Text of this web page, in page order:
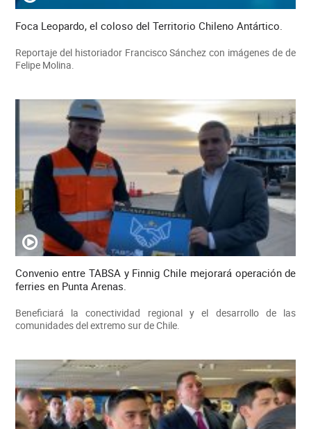
Foca Leopardo, el coloso del Territorio Chileno Antártico.
Reportaje del historiador Francisco Sánchez con imágenes de de
Felipe Molina.
Convenio entre TABSA y Finnig Chile mejorará operación de
ferries en Punta Arenas.
Beneficiará la conectividad regional y el desarrollo de las
comunidades del extremo sur de Chile.